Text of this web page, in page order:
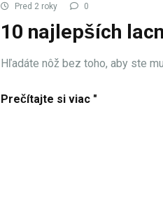
Pred 2 roky 0
10 najlepších
Hľadáte nôž bez toho, aby ste
Prečítajte si viac "